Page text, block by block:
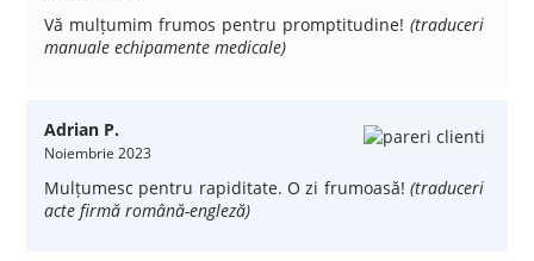
Vă mulțumim frumos pentru promptitudine!(traduceri
manuale echipamente medicale)
Adrian P.
Noiembrie 2023
Mulțumesc pentru rapiditate. O zi frumoasă!(traduceri
acte firmă română-engleză)